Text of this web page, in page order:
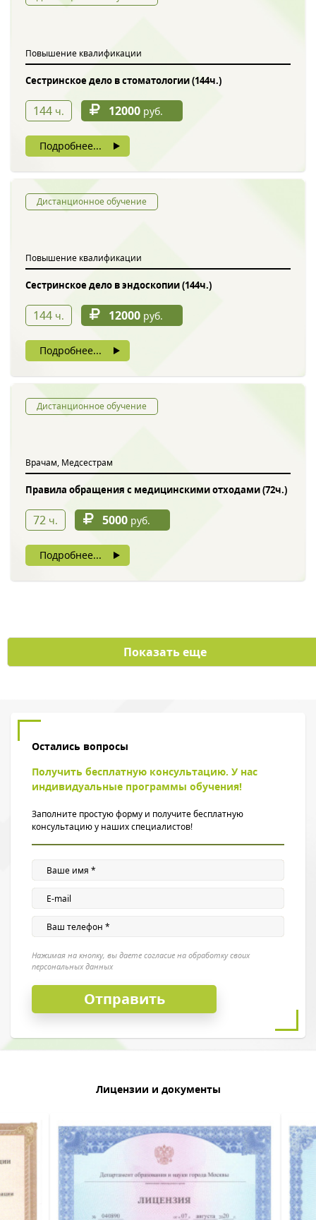
Повышение квалификации
Сестринское дело в стоматологии (144ч.)
144 ч. 12000 руб.
Подробнее...
Дистанционное обучение
Повышение квалификации
Сестринское дело в эндоскопии (144ч.)
144 ч. 12000 руб.
Подробнее...
Дистанционное обучение
Врачам, Медсестрам
Правила обращения с медицинскими отходами (72ч.)
72 ч. 5000 руб.
Подробнее...
Показать еще
Остались вопросы
Получить бесплатную консультацию. У нас
индивидуальные программы обучения!
Заполните простую форму и получите бесплатную
консультацию у наших специалистов!
Нажимая на кнопку, вы даете согласие на обработку своих
персональных данных
Лицензии и документы
Нажимая на кнопку, вы даете согласие на обработку своих